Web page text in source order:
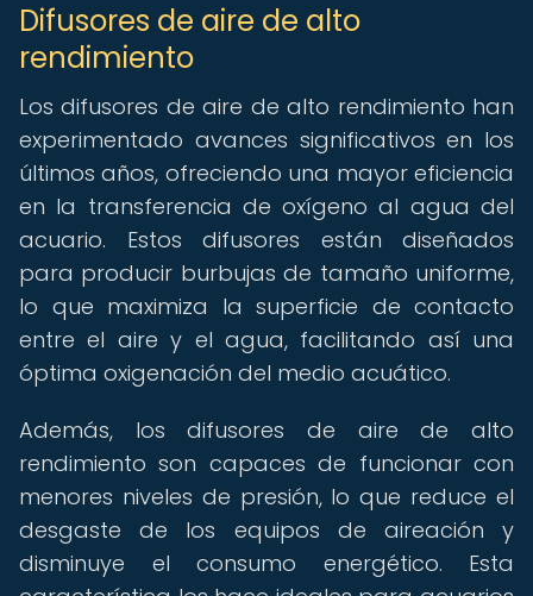
Difusores de aire de alto
rendimiento
Los difusores de aire de alto rendimiento han
experimentado avances significativos en los
últimos años, ofreciendo una mayor eficiencia
en la transferencia de oxígeno al agua del
acuario. Estos difusores están diseñados
para producir burbujas de tamaño uniforme,
lo que maximiza la superficie de contacto
entre el aire y el agua, facilitando así una
óptima oxigenación del medio acuático.
Además, los difusores de aire de alto
rendimiento son capaces de funcionar con
menores niveles de presión, lo que reduce el
desgaste de los equipos de aireación y
disminuye el consumo energético. Esta